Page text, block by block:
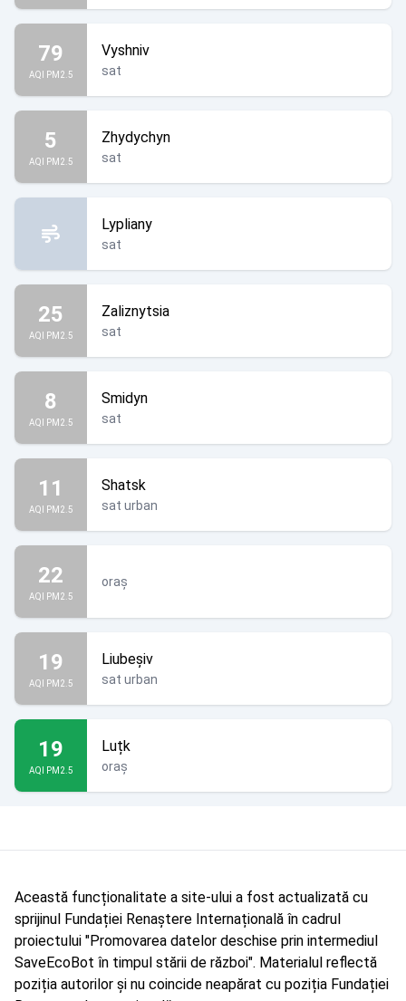
79
AQI PM2.5
Vyshniv
sat
5
AQI PM2.5
Zhydychyn
sat
Lypliany
sat
25
AQI PM2.5
Zaliznytsia
sat
8
AQI PM2.5
Smidyn
sat
11
AQI PM2.5
Shatsk
sat urban
22
AQI PM2.5
oraș
19
AQI PM2.5
Liubeșiv
sat urban
19
AQI PM2.5
Luțk
oraș
Această funcționalitate a site-ului a fost actualizată cu
sprijinul Fundației Renaștere Internațională în cadrul
proiectului "Promovarea datelor deschise prin intermediul
SaveEcoBot în timpul stării de război". Materialul reflectă
poziția autorilor și nu coincide neapărat cu poziția Fundației